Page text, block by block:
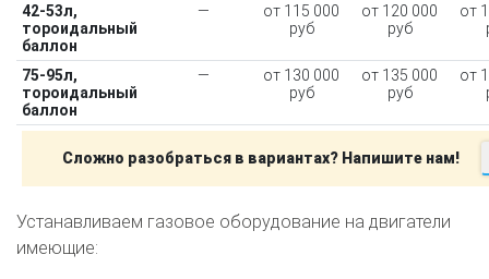
42-53л,
тороидальный
баллон
—
от 115 000
руб
от 120 000
руб
от
75-95л,
тороидальный
баллон
—
от 130 000
руб
от 135 000
руб
от
Сложно разобраться в вариантах? Напишите нам!
Устанавливаем газовое оборудование на двигатели
имеющие: